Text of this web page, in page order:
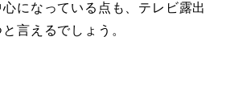
になっている点も、テレビ露出
言えるでしょう。